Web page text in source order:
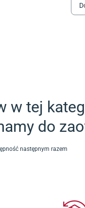
w tej
do
następnym razem